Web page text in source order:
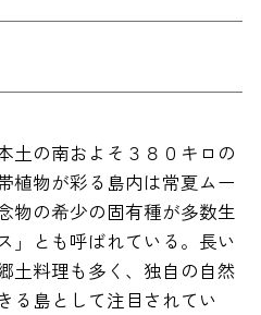
土の南およそ３８０キロの
植物が彩る島内は常夏ムー
物の希少の固有種が多数生
」とも呼ばれている。長い
土料理も多く、独自の自然
る島として注目されてい